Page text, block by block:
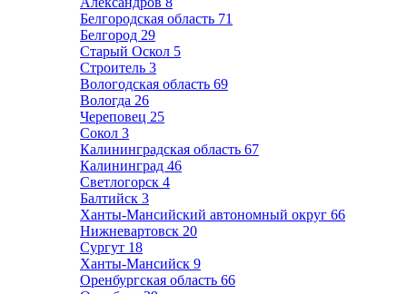
Белгородская область 71
Белгород 29
Старый Оскол 5
Строитель 3
Вологодская область 69
Вологда 26
Череповец 25
Сокол 3
Калининградская область 67
Калининград 46
Светлогорск 4
Балтийск 3
Ханты-Мансийский автономный округ 66
Нижневартовск 20
Сургут 18
Ханты-Мансийск 9
Оренбургская область 66